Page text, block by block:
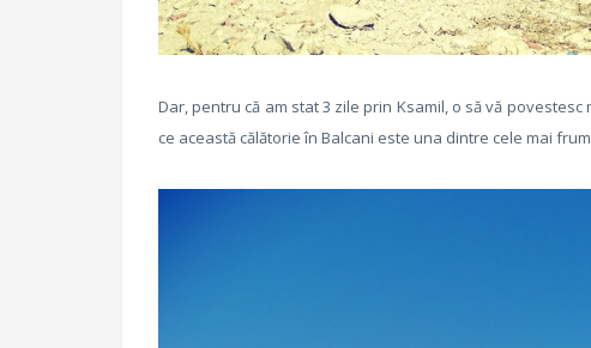
Dar, pentru că am stat 3 zile prin Ksamil, o să vă
ce această călătorie în Balcani este una dintre cele mai